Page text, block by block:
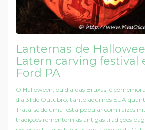
Lanternas de
Latern carving festival
Ford PA
O Halloween, ou dia das Bruxas, é
dia 31 de Outubro, tanto aqui nos EUA
Trata-se de uma festa popular com raízes
tradições rementem às antigas tradições